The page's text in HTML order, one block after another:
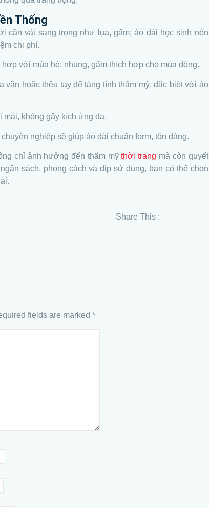
Thống
cần vải sang trọng như lụa, gấm; áo dài học sinh nên
chi phí.
với mùa hè; nhung, gấm thích hợp cho mùa đông.
văn hoặc thêu tay để tăng tính thẩm mỹ, đặc biệt với áo
mái, không gây kích ứng da.
nghiệp sẽ giúp áo dài chuẩn form, tôn dáng.
chỉ ảnh hưởng đến thẩm mỹthời trang mà còn quyết
sách, phong cách và dịp sử dụng, bạn có thể chọn
Share This :
fields are marked *